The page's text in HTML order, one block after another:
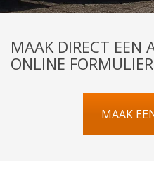
MAAK DIRECT EEN
ONLINE
MAAK